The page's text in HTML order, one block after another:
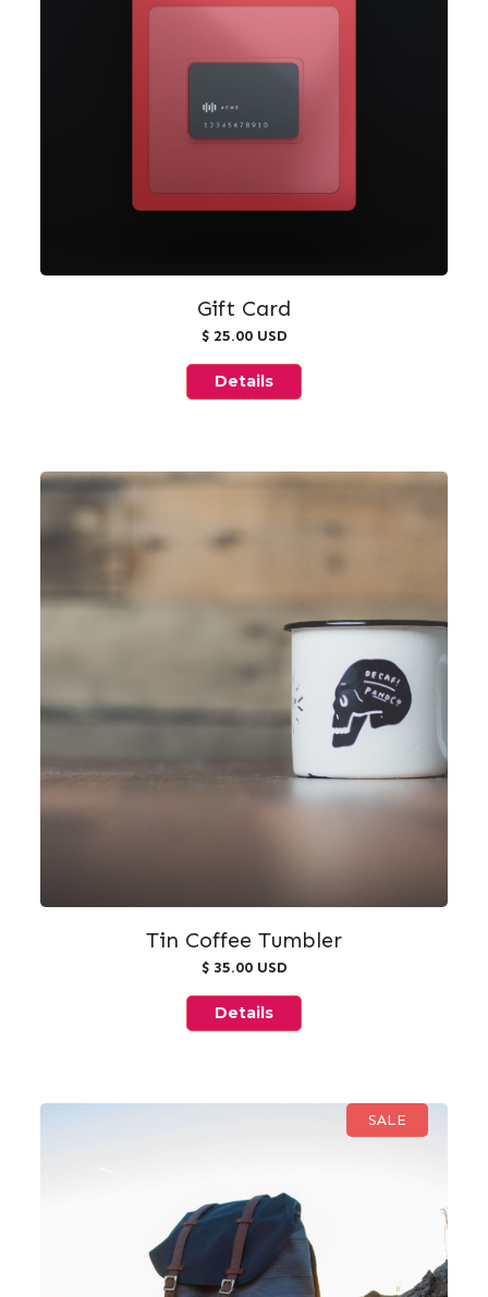
Gift Card
$ 25.00 USD
Details
Tin Coffee Tumbler
$ 35.00 USD
Details
SALE